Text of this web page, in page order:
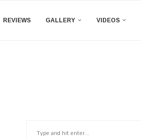
REVIEWS GALLERY VIDEOS